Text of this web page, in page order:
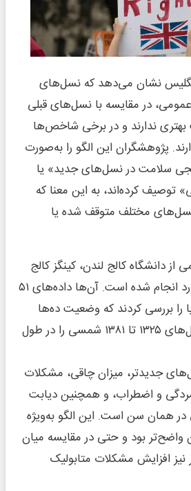
نشان می‌دهد که نسل‌های
در مقایسه با نسل‌های قبلی
ندارند و در برخی شاخص‌ها
پژوهشگران این الگو را به‌صورت
سلامت در نسل‌های جدید» یا
کرده‌اند، به این معنا که
مختلف متوقف شده یا
دانشگاه کالج لندن، کینگز کالج
لندن و دانشگاه آکسفورد انجام شده است. آن‌ها داده‌های ۵۱
را بررسی کردند که وضعیت ده‌ها
هزار فرد متولد بین سال‌های ۱۳۲۵ تا ۱۳۸۱ شمسی را در طول
جدیدتر، میزان چاقی، مشکلات
و اضطراب، و همچنین دیابت
در همان سن است. این الگو به‌ویژه
واضح‌تر بود و حتی در مقایسه میان
افزایش مشکلات متابولیک